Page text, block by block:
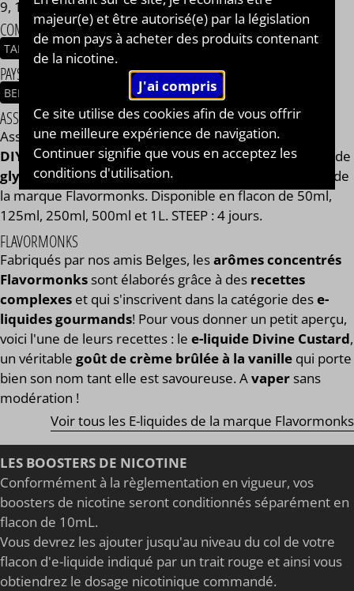
9, 11 ou 14 mg/ml.
COMPOSITION
TABAC DOUX SUCRE DE CANNE
PAYS / ORIGINE DU CONCENTRÉ
BELGIQUE
ASSEMBLAGE
Assemblage réalisé à PLOUESCAT - France par
DIY®. Composé demono propylène glycol végétal
, de
glycérine végétaleet de l'arôme Tobacco Bastard 37 de
la marque Flavormonks. Disponible en flacon de 50ml,
125ml, 250ml, 500ml et 1L. STEEP : 4 jours.
FLAVORMONKS
Fabriqués par nos amis Belges, lesarômes concentrés
Flavormonks sont élaborés grâce à des recettes
complexes et qui s'inscrivent dans la catégorie dese-
liquides gourmands! Pour vous donner un petit aperçu,
voici l'une de leurs recettes : le e-liquide Divine Custard,
un véritable goût de crème brûlée à la vanille qui porte
bien son nom tant elle est savoureuse. Avaper sans
modération !
Voir tous les E-liquides de la marque Flavormonks
LES BOOSTERS DE NICOTINE
Conformément à la règlementation en vigueur, vos
boosters de nicotine seront conditionnés séparément en
flacon de 10mL.
Vous devrez les ajouter jusqu'au niveau du col de votre
flacon d'e-liquide indiqué par un trait rouge et ainsi vous
obtiendrez le dosage nicotinique commandé.
majeur(e) et être autorisé(e) par la législation
de mon pays à acheter des produits contenant
de la nicotine.
Ce site utilise des cookies afin de vous offrir
une meilleure expérience de navigation.
Continuer signifie que vous en acceptez les
conditions d'utilisation.